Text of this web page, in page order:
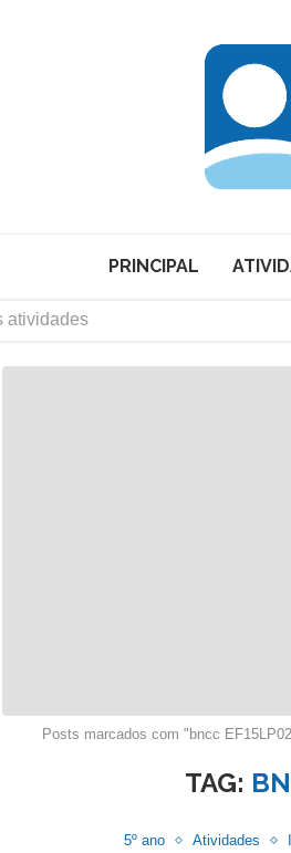
PRINCIPAL
Posts marcados com "bncc
TAG:
5º ano Atividades